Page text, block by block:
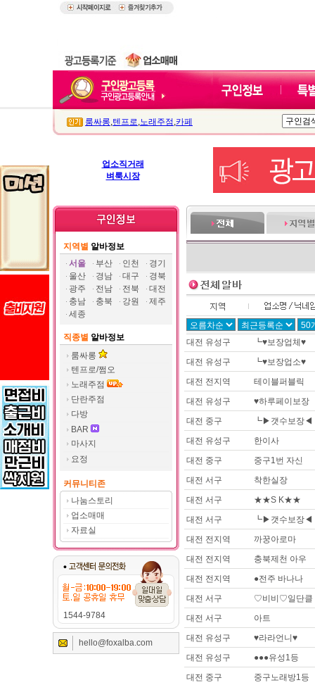
룸싸롱,텐프로,노래주점 ,카페
업소직거래
벼룩시장
지역별 알바정보
서울
부산 인천
경기
울산
경남 대구
경북
광주
전남 전북
대전
충남
충북 강원
제주
세종
직종별 알바정보
룸싸롱
텐프로/쩜오
노래주점
단란주점
다방
BAR
마사지
요정
커뮤니티존
나눔스토리
업소매매
자료실
1544-9784
hello@foxalba.com
대전 유성구
┗♥보장업체♥
대전 유성구
┗♥보장업소♥
대전 전지역
테이블퍼블릭
대전 유성구
♥하루페이보장
대전 중구
┗▶갯수보장◀
대전 유성구
한이사
대전 중구
중구1번 자신
대전 서구
착한실장
대전 서구
★★S K★★
대전 서구
┗▶갯수보장◀
대전 전지역
까꿍아로마
대전 전지역
충북제천 아우
대전 전지역
●전주 바나나
대전 서구
♡비비♡일단클
대전 서구
아트
대전 유성구
♥라라언니♥
대전 유성구
●●●유성1등
대전 중구
중구노래방1등